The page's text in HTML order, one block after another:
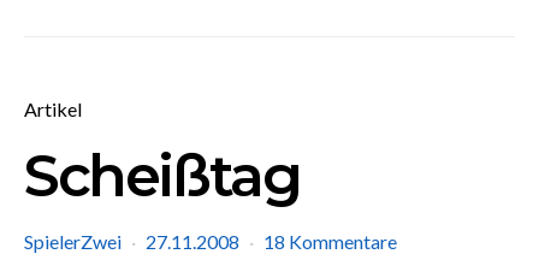
Artikel
Scheißtag
SpielerZwei 27.11.2008 18 Kommentare